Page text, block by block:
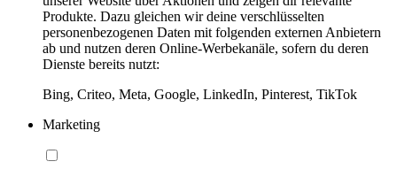
Produkte. Dazu gleichen wir deine verschlüsselten
personenbezogenen Daten mit folgenden externen Anbietern
ab und nutzen deren Online-Werbekanäle, sofern du deren
Dienste bereits nutzt:
Bing, Criteo, Meta, Google, LinkedIn, Pinterest, TikTok
Marketing